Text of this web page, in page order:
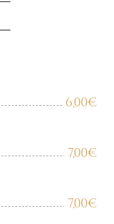
6,00€
7,00€
7,00€